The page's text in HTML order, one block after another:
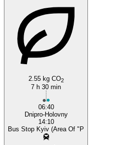
2.55 kg CO2
7 h 30 min
06:40
Dnipro-Holovny
14:10
Bus Stop Kyiv (Area Of "P